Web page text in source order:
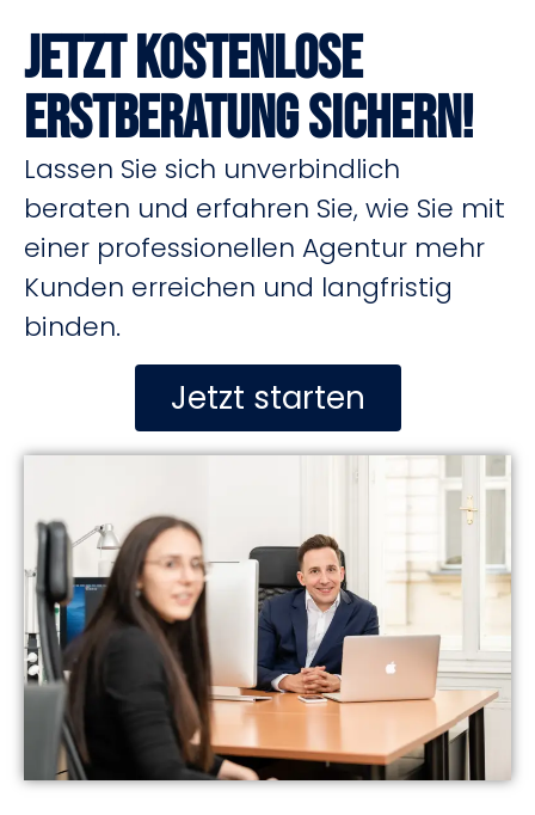
Jetzt kostenlose
Erstberatung sichern!
Lassen Sie sich unverbindlich
beraten und erfahren Sie, wie Sie mit
einer professionellen Agentur mehr
Kunden erreichen und langfristig
binden.
Jetzt starten